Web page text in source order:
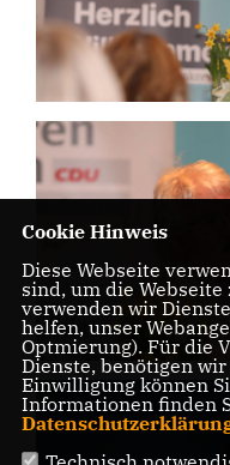
Cookie Hinweis
Diese Webseite
sind, um die
verwenden wir
helfen, unser
Optmierung). Für die
Dienste, benötigen
Einwilligung können
Informationen finden